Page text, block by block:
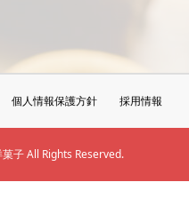
個人情報保護方針 採用情報
子 All Rights Reserved.